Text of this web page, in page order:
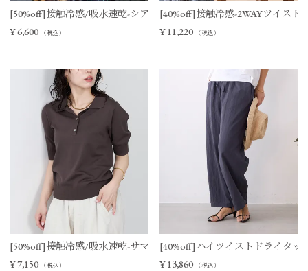
[50%off]接触冷感/吸水速乾-シアーVネックニットベスト
¥6,600 （税込）
[40%off]接触冷感-2WAYツイスト
¥ 11,220 （税込）
[50%off]接触冷感/吸水速乾-サマーポロニット
¥7,150 （税込）
[40%off]ハイツイストドライタッ
¥ 13,860 （税込）